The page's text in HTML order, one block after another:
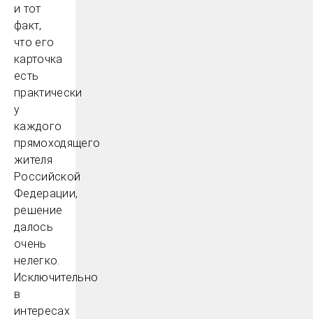
и тот
факт,
что его
карточка
есть
практически
у
каждого
прямоходящего
жителя
Российской
Федерации,
решение
далось
очень
нелегко.
Исключительно
в
интересах